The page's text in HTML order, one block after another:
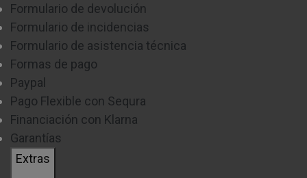
Formulario de devolución
Formulario de incidencias
Formulario de asistencia técnica
Formas de pago
Paypal
Pago Flexible con Sequra
Financiación con Klarna
Garantías
Extras